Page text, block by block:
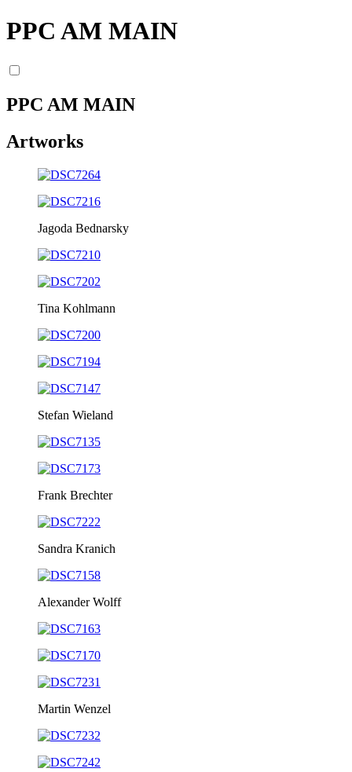
PPC AM MAIN
PPC AM MAIN
Artworks
Jagoda Bednarsky
Tina Kohlmann
Stefan Wieland
Frank Brechter
Sandra Kranich
Alexander Wolff
Martin Wenzel